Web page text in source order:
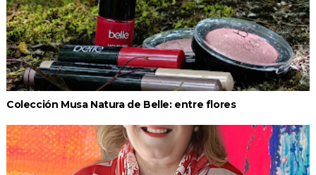
Colección Musa Natura de Belle: entre flores